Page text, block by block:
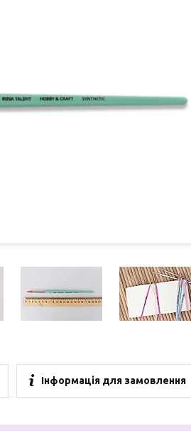
Інформація для замовлення